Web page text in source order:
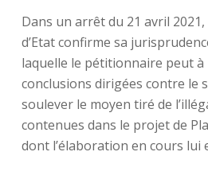
Dans un arrêt du 21 avril 2021,
d’Etat confirme sa
laquelle le pétitionnaire peut à
conclusions dirigées contre le
soulever le moyen tiré de
contenues dans le projet de
dont l’élaboration en cours lui